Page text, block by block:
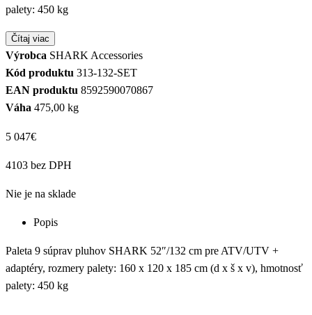
palety: 450 kg
Čítaj viac
Výrobca SHARK Accessories
Kód produktu 313-132-SET
EAN produktu 8592590070867
Váha 475,00 kg
5 047€
4103 bez DPH
Nie je na sklade
Popis
Paleta 9 súprav pluhov SHARK 52″/132 cm pre ATV/UTV +
adaptéry, rozmery palety: 160 x 120 x 185 cm (d x š x v), hmotnosť
palety: 450 kg